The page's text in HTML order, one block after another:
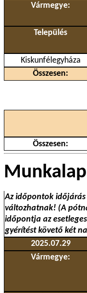
Vármegye:
Település
Kiskunfélegyháza
Összesen:
Összesen:
Az időpontok
változhatnak! (A
időpontja az
gyérítést követő két
2025.07.29
Vármegye: